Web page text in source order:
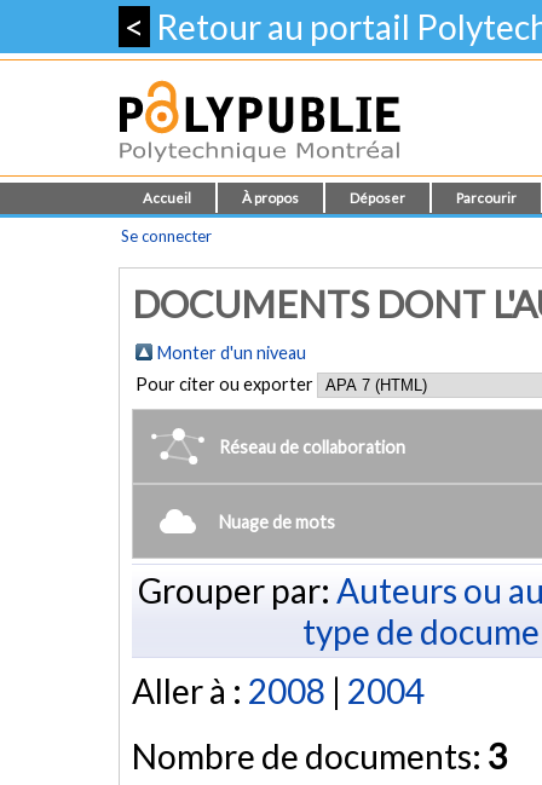
< Retour au portail
Accueil À propos Déposer Parcourir
Se connecter
DOCUMENTS DONT
Monter d'un niveau
Pour citer ou exporter
Réseau de collaboration
Nuage de mots
Grouper par: Auteurs ou
type de
Aller à : 2008 | 2004
Nombre de documents: 3